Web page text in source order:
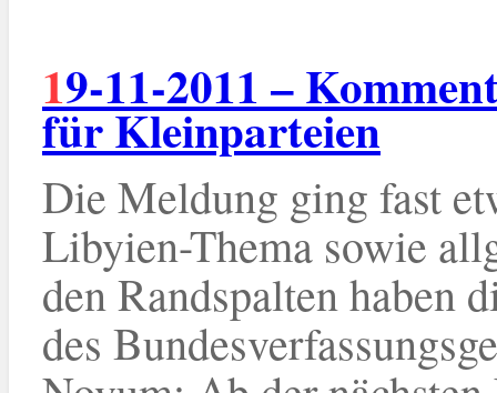
19-11-2011 – Kommentar: Europawahl als Chance
für Kleinparteien
Die Meldung ging fast
Libyien-Thema sowie
den Randspalten haben
des